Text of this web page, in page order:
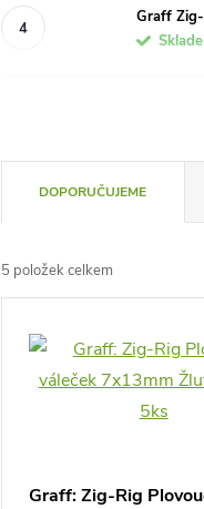
Graff
a
z
DOPORUČUJEME
5 položek celkem
V
Graff: Zig-Rig